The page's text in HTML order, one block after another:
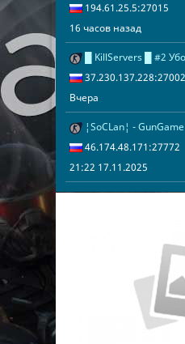
194.61.25.5:27015
16 часов назад
█ KillServers █ #2
37.230.137.228:27002
Вчера
¦SoCLan¦ -
46.174.48.171:27772
21:22 17.11.2025